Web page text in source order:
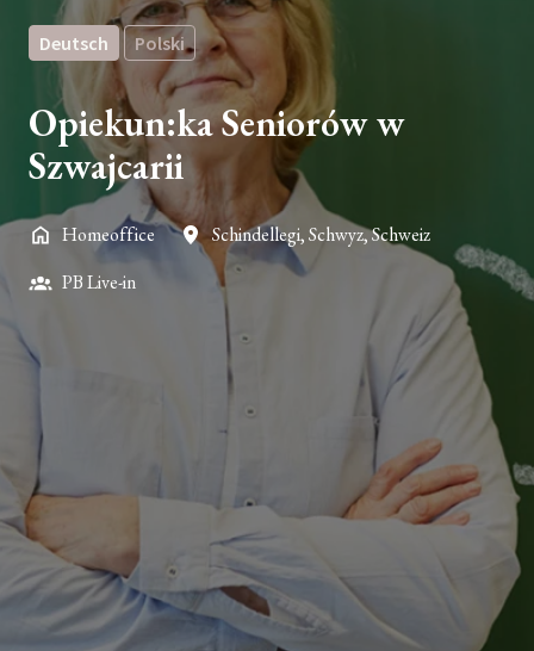
Deutsch Polski
Opiekun:ka Seniorów w
Szwajcarii
Homeoffice Schindellegi,Schwyz,Schweiz
PB Live-in